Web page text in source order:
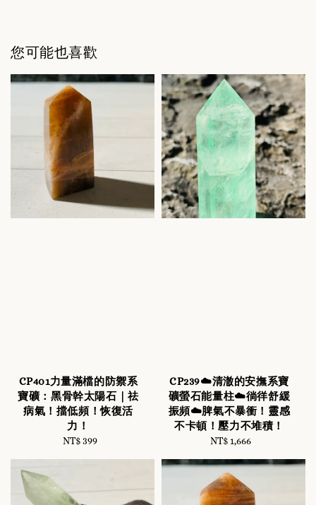
您可能也喜歡
CP401力量滿檔的防禦系
寶礦：黑骨幹太陽石｜祛
病氣！擋低頻！恢復活
力！
Regular
NT$ 399
CP239☁️清澈的安撫系寶
礦螢石能量柱☁️徜徉舒緩
振頻☁️脾氣不暴衝！靈感
不卡頓！壓力不堆積！
Regular
NT$ 1,666